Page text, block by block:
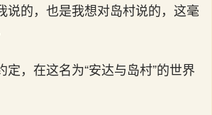
说的，也是我想对岛村说的，这毫
定，在这名为“安达与岛村”的世界